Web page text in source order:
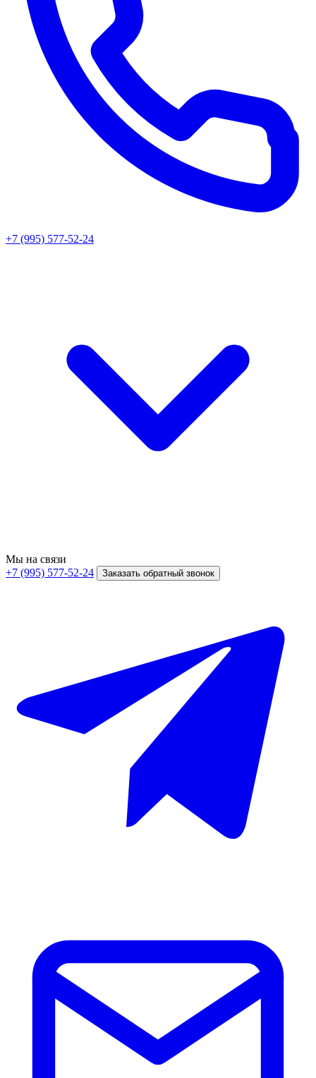
+7 (995) 577-52-24
Мы на связи
+7 (995) 577-52-24
Заказать обратный звонок